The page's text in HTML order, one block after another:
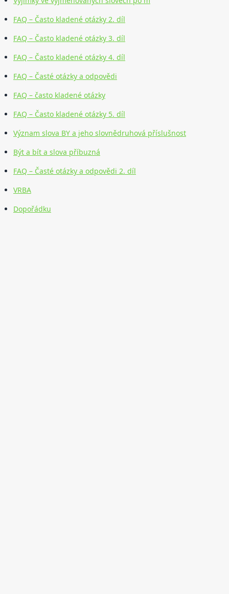
FAQ – Často kladené otázky 2. díl
FAQ – Často kladené otázky 3. díl
FAQ – Často kladené otázky 4. díl
FAQ – Časté otázky a odpovědi
FAQ – často kladené otázky
FAQ – Často kladené otázky 5. díl
Význam slova BY a jeho slovnědruhová příslušnost
Být a bít a slova příbuzná
FAQ – Časté otázky a odpovědi 2. díl
VRBA
Dopořádku